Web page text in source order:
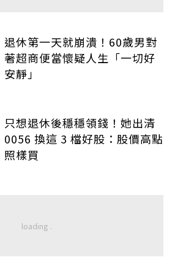
退休第一天就崩潰！60歲男對
著超商便當懷疑人生「一切好
安靜」
只想退休後穩穩領錢！她出清
0056 換這 3 檔好股：股價高點
照樣買